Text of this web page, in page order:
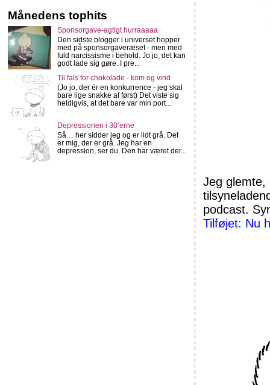
Jeg glemte,
podcast.
Tilføjet: Nu
Månedens tophits
Sponsorgave-agtigt hurraaaaa
Den sidste blogger i universet hopper
med på sponsorgaveræset - men med
fuld narcissisme i behold. Jo jo, det kan
godt lade sig gøre. I pre...
Til fals for chokolade - kom og vind
(Jo jo, der ér en konkurrence - jeg skal
bare lige snakke af først) Det viste sig
heldigvis, at det bare var min port...
Depressionen i 30’erne
Så… her sidder jeg og er lidt grå. Det
er mig, der er grå. Jeg har en
depression, ser du. Den har været der...